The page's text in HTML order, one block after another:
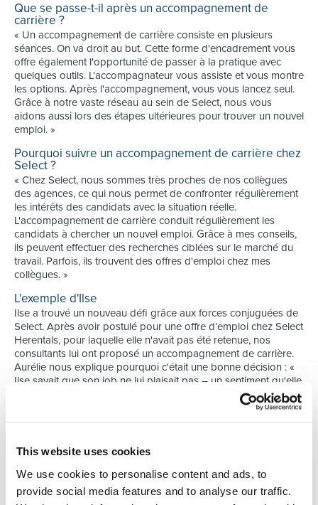
This website uses cookies
We use cookies to personalise content and ads, to
provide social media features and to analyse our traffic.
Que se passe-t-il après un accompagnement de
carrière ?
« Un accompagnement de carrière consiste en plusieurs
séances. On va droit au but. Cette forme d'encadrement vous
offre également l'opportunité de passer à la pratique avec
quelques outils. L'accompagnateur vous assiste et vous montre
les options. Après l'accompagnement, vous vous lancez seul.
Grâce à notre vaste réseau au sein de Select, nous vous
aidons aussi lors des étapes ultérieures pour trouver un nouvel
emploi. »
Pourquoi suivre un accompagnement de carrière chez
Select ?
« Chez Select, nous sommes très proches de nos collègues
des agences, ce qui nous permet de confronter régulièrement
les intérêts des candidats avec la situation réelle.
L'accompagnement de carrière conduit régulièrement les
candidats à chercher un nouvel emploi. Grâce à mes conseils,
ils peuvent effectuer des recherches ciblées sur le marché du
travail. Parfois, ils trouvent des offres d'emploi chez mes
collègues. »
L'exemple d'Ilse
Ilse a trouvé un nouveau défi grâce aux forces conjuguées de
Select. Après avoir postulé pour une offre d’emploi chez Select
Herentals, pour laquelle elle n'avait pas été retenue, nos
consultants lui ont proposé un accompagnement de carrière.
Aurélie nous explique pourquoi c'était une bonne décision : «
Ilse savait que son job ne lui plaisait pas – un sentiment qu'elle
avait déjà depuis longtemps – mais elle n'arrivait pas à
expliquer clairement ce qu'elle souhaitait et ne connaissait pas
vraiment les possibilités sur le marché du travail. Il lui était dès
ailleurs booster sa confiance en elle. Elle doutait de sa valeur
convaincue que chacun a une valeur spécifique et peut trouver
une correspondance parfaite. »